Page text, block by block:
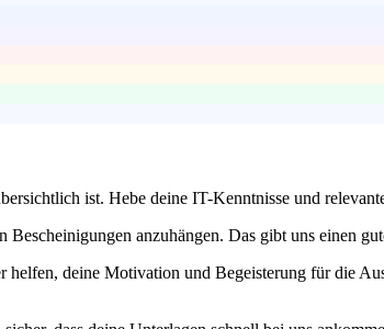
ist. Hebe deine IT-Kenntnisse und
Bescheinigungen anzuhängen. Das gibt uns einen
helfen, deine Motivation und Begeisterung für die